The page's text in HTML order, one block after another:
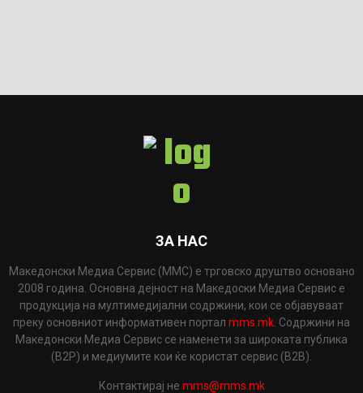
ЗА НАС
Македонски Медиа Сервис (ММС) е трговско друштво основано
2008 година. Основна дејност на Македоски Медиа Сервис е
продукција на мултимедијални содржини, кои се објавуваат
преку основниот информативен портал mms.mk . Содржини на
Македонски Медиа Сервис се наменети за широката публика
(B2P) и медиумите кои ќе користат сервис (B2B).
Контактирај не mms@mms.mk